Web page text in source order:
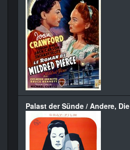
Palast der Sünde / Andere, Die